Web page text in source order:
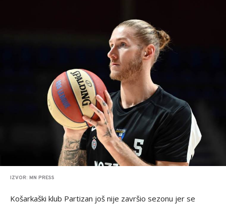
IZVOR: MN PRESS
Košarkaški klub Partizan još nije završio sezonu jer se